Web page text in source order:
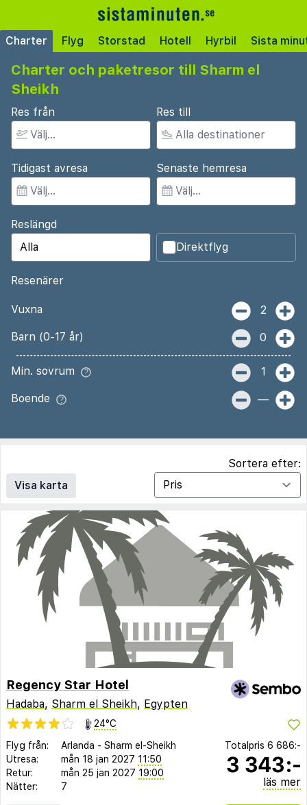
Charter Flyg Storstad Hotell Hyrbil Sista
Charter och paketresor till Sharm el
Sheikh
Res från Res till
Tidigast avresa Senaste hemresa
Reslängd
Direktflyg
Resenärer
Vuxna 2
Barn (0-17 år) 0
Min. sovrum 1
Boende —
Visa karta
Sortera efter:
Regency Star Hotel
Hadaba, Sharm el Sheikh, Egypten
24°C
Flyg från:
Arlanda - Sharm el-Sheikh
Utresa:
mån 18 jan 2027 11:50
Retur:
mån 25 jan 2027 19:00
Nätter:
7
Totalpris 6 686:-
3 343:-
läs mer